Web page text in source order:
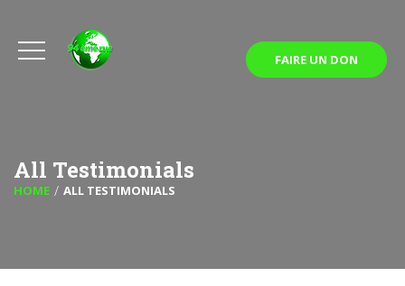
FAIRE UN DON
All Testimonials
HOME ALL TESTIMONIALS